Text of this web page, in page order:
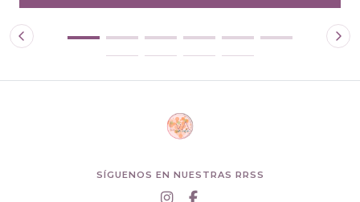
SÍGUENOS EN NUESTRAS RRSS